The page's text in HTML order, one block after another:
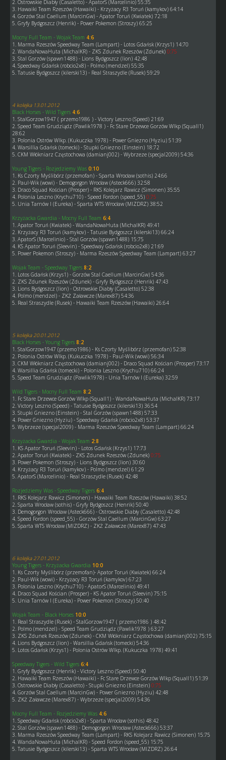
2. Ostrowskie Diabły (Casaletto) - ApatorS (Marcelinio) 55:35
3. Hawaiki Team Rzeszów (Hawaiki) - Krzyżacy R3 Toruń (kamykov) 64:14
4. Gorzów Stal Caellum (MarcinGw) - Apator Toruń (Kwiatek) 72:18
5. Gryfy Bydgoszcz (Henrik) - Power Pokemon (Stroszy) 65:25
Mocny Full Team - Wojak Team 4:6
1. Marma Rzeszów Speedway Team (Lampart) - Lotos Gdańsk (Krzys1) 14:70
2. WandaNowaHuta (MichalKR) - ZKS Zdunek Rzeszów (Zdunek) 0:75
3. Stal Gorzów (spawn1488) - Lions Bydgoszcz (lion) 42:48
4. Speedway Gdańsk (robcio2x8) - Polmo (mendzel) 55:35
5. Tatusie Bydgoszcz (kilerski13) - Real Straszydle (Rusek) 59:29
4 kolejka 13.01.2012
Black Horses - Wild Tigers 4:6
1. StalGorzow1947 ( przemo1986 ) - Victory Leszno (Speed) 21:69
2. Speed Team Grudziądz (Pawlik1978 ) - Fc Stare Drzewce Gorzów Wlkp (Squall1)
28:62
3. Polonia Ostrów Wlkp. (Kukuczka 1978) - Power Gniezno (Hyziu) 51:39
4. Warsillia Gdańsk (tomecki) - Stupki Gniezno (Einstein) 18:72
5. CKM Włókniarz Częstochowa (damianj002) - Wybrzeze (specjal2009) 54:36
Young Tigers - Rozjedziemy Was 0:10
1. Ks Czorty Myślibórz (przemofan) - Sparta Wrocław (sothis) 24:66
2. Paul-Wik (wowi) - Demogorgon Wrocław (Asteck666) 32:58
3. Draco Squad Kościan (Prosper) - RKS Kolejarz Rawicz (Simonen) 35:55
4. Polonia Leszno (Krychu710) - Speed Fordon (speed_55) 0:75
5. Unia Tarnów I (Eureka) - Sparta WTS Wrocław (MIZDRZ) 38:52
Krzyżacka Gwardia - Mocny Full Team 6:4
1. Apator Toruń (Kwiatek) - WandaNowaHuta (MichalKR) 49:41
2. Krzyżacy R3 Toruń (kamykov) - Tatusie Bydgoszcz (kilerski13) 66:24
3. ApatorS (Marcelinio) - Stal Gorzów (spawn1488) 15:75
4. KS Apator Toruń (Sleevin) - Speedway Gdańsk (robcio2x8) 21:69
5. Power Pokemon (Stroszy) - Marma Rzeszów Speedway Team (Lampart) 63:27
Wojak Team - Speedway Tigers 8:2
1. Lotos Gdańsk (Krzys1) - Gorzów Stal Caellum (MarcinGw) 54:36
2. ZKS Zdunek Rzeszów (Zdunek) - Gryfy Bydgoszcz (Henrik) 47:43
3. Lions Bydgoszcz (lion) - Ostrowskie Diabły (Casaletto) 52:38
4. Polmo (mendzel) - ZKŻ Załawcze (Marex87) 54:36
5. Real Straszydle (Rusek) - Hawaiki Team Rzeszów (Hawaiki) 26:64
5 kolejka 20.01.2012
Black Horses - Young Tigers 8:2
1. StalGorzow1947 (przemo1986) - Ks Czorty Myślibórz (przemofan) 52:38
2. Polonia Ostrów Wlkp. (Kukuczka 1978) - Paul-Wik (wowi) 56:34
3. CKM Włókniarz Częstochowa (damianj002) - Draco Squad Kościan (Prosper) 73:17
4. Warsillia Gdańsk (tomecki) - Polonia Leszno (Krychu710) 66:24
5. Speed Team Grudziądz (Pawlik1978) - Unia Tarnów I (Eureka) 32:59
Wild Tigers - Mocny Full Team 8:2
1. Fc Stare Drzewce Gorzów Wlkp (Squall1) - WandaNowaHuta (MichalKR) 73:17
2. Victory Leszno (Speed) - Tatusie Bydgoszcz (kilerski13) 36:54
3. Stupki Gniezno (Einstein) - Stal Gorzów (spawn1488) 57:33
4. Power Gniezno (Hyziu) - Speedway Gdańsk (robcio2x8) 53:37
5. Wybrzeze (specjal2009) - Marma Rzeszów Speedway Team (Lampart) 66:24
Krzyżacka Gwardia - Wojak Team 2:8
1. KS Apator Toruń (Sleevin) - Lotos Gdańsk (Krzys1) 17:73
2. Apator Toruń (Kwiatek) - ZKS Zdunek Rzeszów (Zdunek) 0:75
3. Power Pokemon (Stroszy) - Lions Bydgoszcz (lion) 30:60
4. Krzyżacy R3 Toruń (kamykov) - Polmo (mendzel) 61:29
5. ApatorS (Marcelinio) - Real Straszydle (Rusek) 42:48
Rozjedziemy Was - Speedway Tigers 6:4
1. RKS Kolejarz Rawicz (Simonen) - Hawaiki Team Rzeszów (Hawaiki) 38:52
2. Sparta Wrocław (sothis) - Gryfy Bydgoszcz (Henrik) 50:40
3. Demogorgon Wrocław (Asteck666) - Ostrowskie Diabły (Casaletto) 42:48
4. Speed Fordon (speed_55) - Gorzów Stal Caellum (MarcinGw) 63:27
5. Sparta WTS Wrocław (MIZDRZ) - ZKŻ Załawcze (Marex87) 47:43
6 kolejka 27.01.2012
Young Tigers - Krzyżacka Gwardia 10:0
1. Ks Czorty Myślibórz (przemofan)- Apator Toruń (Kwiatek) 66:24
2. Paul-Wik (wowi) - Krzyżacy R3 Toruń (kamykov) 67:23
3. Polonia Leszno (Krychu710) - ApatorS (Marcelinio) 49:41
4. Draco Squad Kościan (Prosper) - KS Apator Toruń (Sleevin) 75:15
5. Unia Tarnów I (Eureka) - Power Pokemon (Stroszy) 50:40
Wojak Team - Black Horses 10:0
1. Real Straszydle (Rusek) - StalGorzow1947 ( przemo1986 ) 48:42
2. Polmo (mendzel) - Speed Team Grudziądz (Pawlik1978 ) 63:27
3. ZKS Zdunek Rzeszów (Zdunek) - CKM Włókniarz Częstochowa (damianj002) 75:15
4. Lions Bydgoszcz (lion) - Warsillia Gdańsk (tomecki) 54:36
5. Lotos Gdańsk (Krzys1) - Polonia Ostrów Wlkp. (Kukuczka 1978) 49:41
Speedway Tigers - Wild Tigers 6:4
1. Gryfy Bydgoszcz (Henrik) - Victory Leszno (Speed) 50:40
2. Hawaiki Team Rzeszów (Hawaiki) - Fc Stare Drzewce Gorzów Wlkp (Squall1) 51:39
3. Ostrowskie Diabły (Casaletto) - Stupki Gniezno (Einstein) 0:75
4. Gorzów Stal Caellum (MarcinGw) - Power Gniezno (Hyziu) 42:48
5. ZKŻ Załawcze (Marex87) - Wybrzeze (specjal2009) 54:36
Mocny Full Team - Rozjedziemy Was 4:6
1. Speedway Gdańsk (robcio2x8) - Sparta Wrocław (sothis) 48:42
2. Stal Gorzów (spawn1488) - Demogorgon Wrocław (Asteck666) 53:37
3. Marma Rzeszów Speedway Team (Lampart) - RKS Kolejarz Rawicz (Simonen) 15:75
4. WandaNowaHuta (MichalKR) - Speed Fordon (speed_55) 15:75
5. Tatusie Bydgoszcz (kilerski13) - Sparta WTS Wrocław (MIZDRZ) 26:64